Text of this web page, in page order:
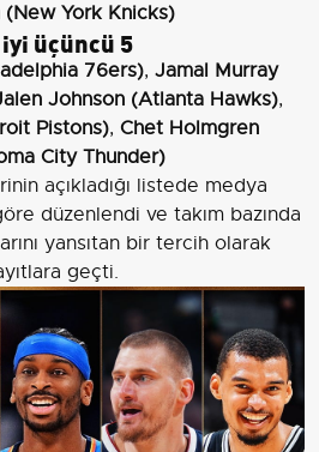
(New York Knicks)
üçüncü 5
76ers), Jamal Murray
Johnson (Atlanta Hawks),
Pistons), Chet Holmgren
City Thunder)
açıkladığı listede medya
düzenlendi ve takım bazında
yansıtan bir tercih olarak
geçti.